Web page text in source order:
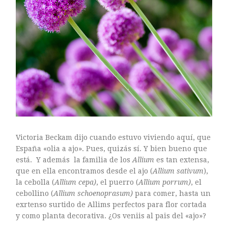
Victoria Beckam dijo cuando estuvo viviendo aquí, que
España «olia a ajo». Pues, quizás sí. Y bien bueno que
está. Y además la familia de losAlliumes tan extensa,
que en ella encontramos desde el ajo (Allium sativum),
la cebolla (Allium cepa), el puerro (Allium porrum), el
cebollino (Allium schoenoprasum) para comer, hasta un
exrtenso surtido de Allims perfectos para flor cortada
y como planta decorativa. ¿Os veniis al pais del «ajo»?